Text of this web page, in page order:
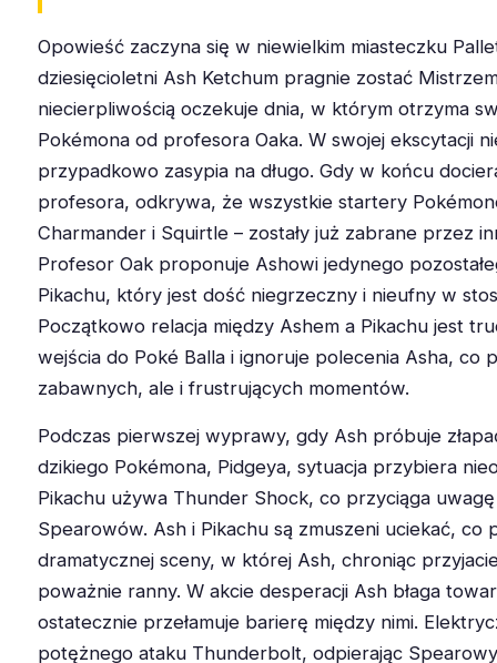
Opowieść zaczyna się w niewielkim miasteczku
dziesięcioletni Ash Ketchum pragnie zostać
niecierpliwością oczekuje dnia, w którym otrzyma
Pokémona od profesora Oaka. W swojej ekscytacji
przypadkowo zasypia na długo. Gdy w końcu
profesora, odkrywa, że wszystkie startery
Charmander i Squirtle – zostały już zabrane przez
Profesor Oak proponuje Ashowi jedynego
Pikachu, który jest dość niegrzeczny i nieufny w
Początkowo relacja między Ashem a Pikachu jest
wejścia do Poké Balla i ignoruje polecenia Asha, co
zabawnych, ale i frustrujących momentów.
Podczas pierwszej wyprawy, gdy Ash próbuje
dzikiego Pokémona, Pidgeya, sytuacja przybiera
Pikachu używa Thunder Shock, co przyciąga
Spearowów. Ash i Pikachu są zmuszeni uciekać, co
dramatycznej sceny, w której Ash, chroniąc
poważnie ranny. W akcie desperacji Ash błaga
ostatecznie przełamuje barierę między nimi.
potężnego ataku Thunderbolt, odpierając